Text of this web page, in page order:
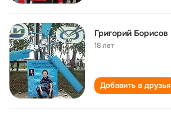
Григорий Борисов
18 лет
Добавить в друзья